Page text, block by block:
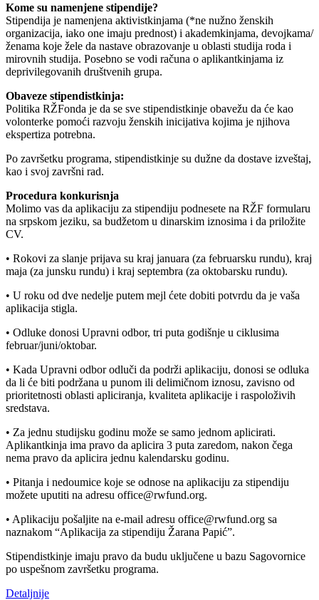
Kome su namenjene stipendije?
Stipendija je namenjena aktivistkinjama (*ne nužno ženskih
organizacija, iako one imaju prednost) i akademkinjama, devojkama/
ženama koje žele da nastave obrazovanje u oblasti studija roda i
mirovnih studija. Posebno se vodi računa o aplikantkinjama iz
deprivilegovanih društvenih grupa.
Obaveze stipendistkinja:
Politika RŽFonda je da se sve stipendistkinje obavežu da će kao
volonterke pomoći razvoju ženskih inicijativa kojima je njihova
ekspertiza potrebna.
Po završetku programa, stipendistkinje su dužne da dostave izveštaj,
kao i svoj završni rad.
Procedura konkurisnja
Molimo vas da aplikaciju za stipendiju podnesete na RŽF formularu
na srpskom jeziku, sa budžetom u dinarskim iznosima i da priložite
CV.
• Rokovi za slanje prijava su kraj januara (za februarsku rundu), kraj
maja (za junsku rundu) i kraj septembra (za oktobarsku rundu).
• U roku od dve nedelje putem mejl ćete dobiti potvrdu da je vaša
aplikacija stigla.
• Odluke donosi Upravni odbor, tri puta godišnje u ciklusima
februar/juni/oktobar.
• Kada Upravni odbor odluči da podrži aplikaciju, donosi se odluka
da li će biti podržana u punom ili delimičnom iznosu, zavisno od
prioritetnosti oblasti apliciranja, kvaliteta aplikacije i raspoloživih
sredstava.
• Za jednu studijsku godinu može se samo jednom aplicirati.
Aplikantkinja ima pravo da aplicira 3 puta zaredom, nakon čega
nema pravo da aplicira jednu kalendarsku godinu.
• Pitanja i nedoumice koje se odnose na aplikaciju za stipendiju
možete uputiti na adresu office@rwfund.org.
• Aplikaciju pošaljite na e-mail adresu office@rwfund.org sa
naznakom “Aplikacija za stipendiju Žarana Papić”.
Stipendistkinje imaju pravo da budu uključene u bazu Sagovornice
po uspešnom završetku programa.
Detaljnije